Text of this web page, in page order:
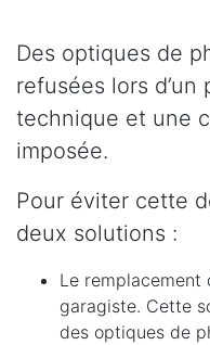
Des optiques de
refusées lors
technique et une
imposée.
Pour éviter cette
deux solutions :
Le remplacement
garagiste. Cette
des optiques de